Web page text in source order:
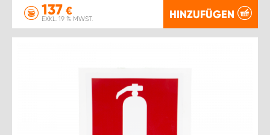
137 €
EXKL. 19 % MWST. HINZUFÜGEN